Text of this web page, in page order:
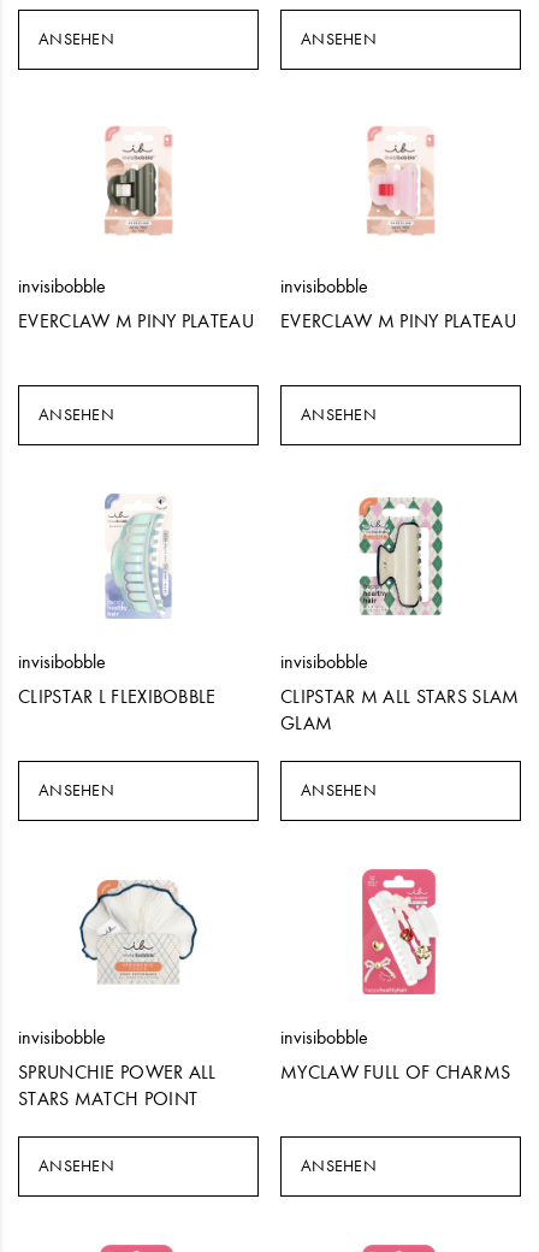
ANSEHEN ANSEHEN
invisibobble
EVERCLAW M PINY PLATEAU
ANSEHEN
invisibobble
EVERCLAW M PINY PLATEAU
ANSEHEN
invisibobble
CLIPSTAR L FLEXIBOBBLE
ANSEHEN
invisibobble
CLIPSTAR M ALL STARS SLAM
GLAM
ANSEHEN
invisibobble
SPRUNCHIE POWER ALL
STARS MATCH POINT
ANSEHEN
invisibobble
MYCLAW FULL OF CHARMS
ANSEHEN